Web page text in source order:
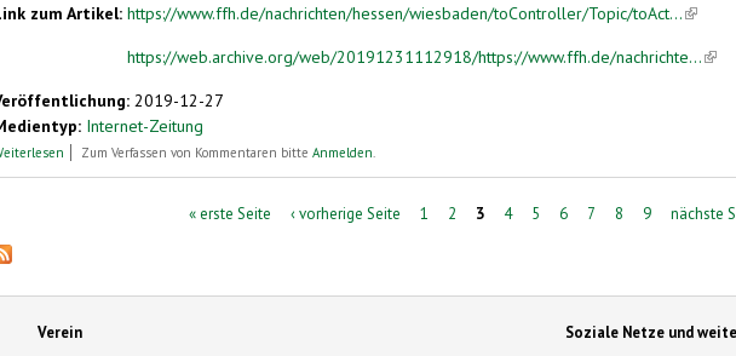
zum Artikel: https://www.ffh.de/nachrichten/hessen/wiesbaden/toController/Topic/toAct...(link is
https://web.archive.org/web/20191231112918/https://www.ffh.de/nachrichte...(link
2019-12-27
Internet-Zeitung
über Vorträge und Theater in der Kunstsprache
Zum Verfassen von Kommentaren bitte Anmelden.
« erste Seite ‹ vorherige Seite 1 2 3 4 5 6 7 8 9 nächste
Verein Soziale Netze und